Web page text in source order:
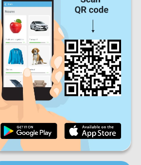
Mi
S D
Progresul zilnic
Progresul lunar
Progres total